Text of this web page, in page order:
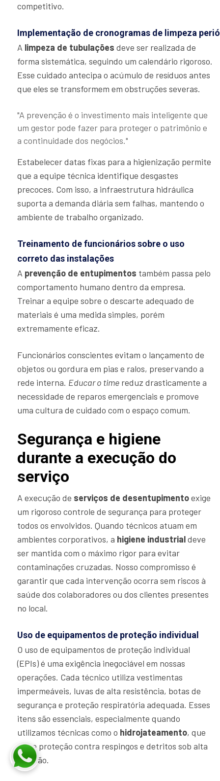
competitivo.
Implementação de cronogramas de limpeza
A limpeza de tubulações deve ser realizada de
forma sistemática, seguindo um calendário rigoroso.
Esse cuidado antecipa o acúmulo de resíduos antes
que eles se transformem em obstruções severas.
"A prevenção é o investimento mais inteligente que
um gestor pode fazer para proteger o patrimônio e
a continuidade dos negócios."
Estabelecer datas fixas para a higienização permite
que a equipe técnica identifique desgastes
precoces. Com isso, a infraestrutura hidráulica
suporta a demanda diária sem falhas, mantendo o
ambiente de trabalho organizado.
Treinamento de funcionários sobre o uso
correto das instalações
A prevenção de entupimentos também passa pelo
comportamento humano dentro da empresa.
Treinar a equipe sobre o descarte adequado de
materiais é uma medida simples, porém
extremamente eficaz.
Funcionários conscientes evitam o lançamento de
objetos ou gordura em pias e ralos, preservando a
rede interna. Educar o time reduz drasticamente a
necessidade de reparos emergenciais e promove
uma cultura de cuidado com o espaço comum.
Segurança e higiene
durante a execução do
serviço
A execução de serviços de desentupimentoexige
um rigoroso controle de segurança para proteger
todos os envolvidos. Quando técnicos atuam em
ambientes corporativos, a higiene industrialdeve
ser mantida com o máximo rigor para evitar
contaminações cruzadas. Nosso compromisso é
garantir que cada intervenção ocorra sem riscos à
saúde dos colaboradores ou dos clientes presentes
no local.
Uso de equipamentos de proteção individual
O uso de equipamentos de proteção individual
(EPIs) é uma exigência inegociável em nossas
operações. Cada técnico utiliza vestimentas
impermeáveis, luvas de alta resistência, botas de
segurança e proteção respiratória adequada. Esses
itens são essenciais, especialmente quando
utilizamos técnicas como o hidrojateamento, que
exige proteção contra respingos e detritos sob alta
pressão.